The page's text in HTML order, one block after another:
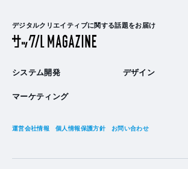
デジタルクリエイティブに関する話題をお届け
システム開発 デザイン
マーケティング
運営会社情報 個人情報保護方針 お問い合わせ